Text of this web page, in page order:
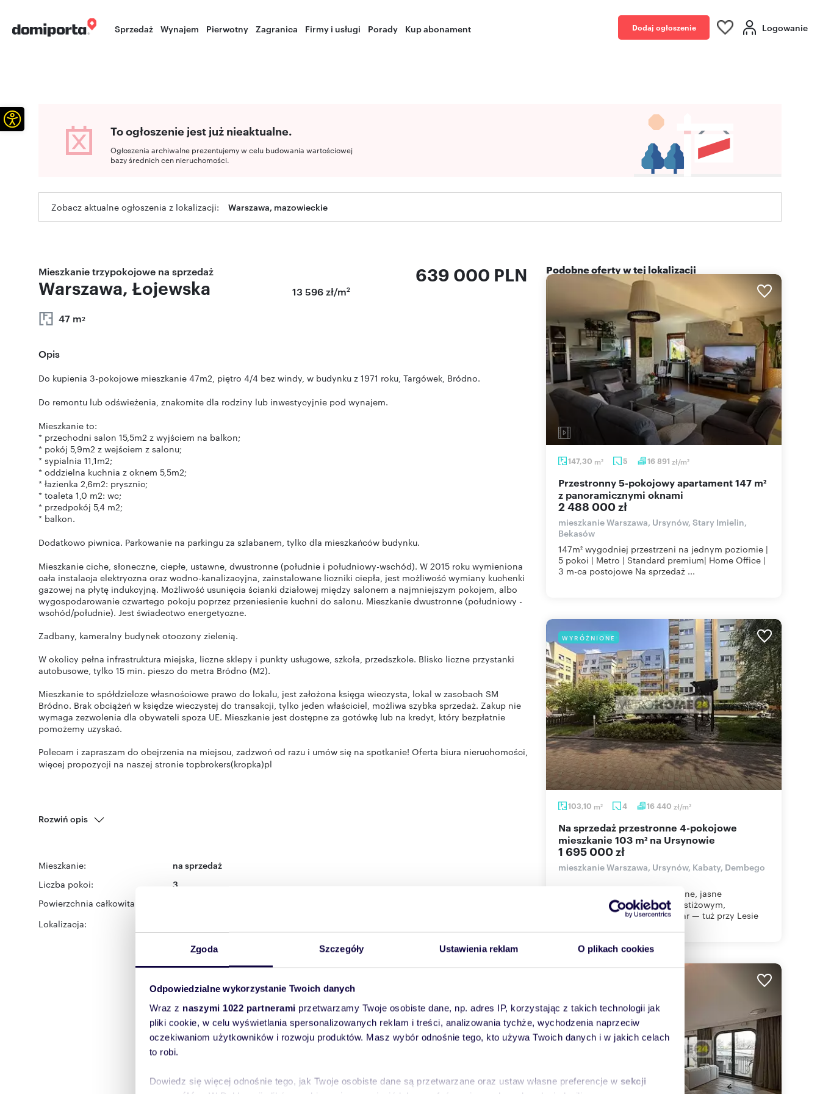
Zgoda Szczegóły Ustawienia reklam O plikach cookies
Odpowiedzialne wykorzystanie Twoich danych
Wraz z naszymi 1022 partnerami przetwarzamy Twoje osobiste dane, np. adres IP, korzystając z takich technologii jak
pliki cookie, w celu wyświetlania spersonalizowanych reklam i treści, analizowania tychże, wychodzenia naprzeciw
oczekiwaniom użytkowników i rozwoju produktów. Masz wybór odnośnie tego, kto używa Twoich danych i w jakich celach
to robi.
Dowiedz się więcej odnośnie tego, jak Twoje osobiste dane są przetwarzane oraz ustaw własne preferencje w sekcji
Sprzedaż Wynajem Pierwotny Zagranica Firmy i usługi Porady Kup abonament Dodaj ogłoszenie Logowanie
To ogłoszenie jest już nieaktualne.
Ogłoszenia archiwalne prezentujemy w celu budowania wartościowej
bazy średnich cen nieruchomości.
Zobacz aktualne ogłoszenia z lokalizacji: Warszawa, mazowieckie
Mieszkanie trzypokojowe na sprzedaż
Warszawa, Łojewska
47 m2
639 000 PLN
13 596 zł/m2
Opis
Do kupienia 3-pokojowe mieszkanie 47m2, piętro 4/4 bez windy, w budynku z 1971 roku, Targówek, Bródno.
Do remontu lub odświeżenia, znakomite dla rodziny lub inwestycyjnie pod wynajem.
Mieszkanie to:
* przechodni salon 15,5m2 z wyjściem na balkon;
* pokój 5,9m2 z wejściem z salonu;
* sypialnia 11,1m2;
* oddzielna kuchnia z oknem 5,5m2;
* łazienka 2,6m2: prysznic;
* toaleta 1,0 m2: wc;
* przedpokój 5,4 m2;
* balkon.
Dodatkowo piwnica. Parkowanie na parkingu za szlabanem, tylko dla mieszkańców budynku.
Mieszkanie ciche, słoneczne, ciepłe, ustawne, dwustronne (południe i południowy-wschód). W 2015 roku wymieniona
cała instalacja elektryczna oraz wodno-kanalizacyjna, zainstalowane liczniki ciepła, jest możliwość wymiany kuchenki
gazowej na płytę indukcyjną. Możliwość usunięcia ścianki działowej między salonem a najmniejszym pokojem, albo
wygospodarowanie czwartego pokoju poprzez przeniesienie kuchni do salonu. Mieszkanie dwustronne (południowy -
wschód/południe). Jest świadectwo energetyczne.
Zadbany, kameralny budynek otoczony zielenią.
W okolicy pełna infrastruktura miejska, liczne sklepy i punkty usługowe, szkoła, przedszkole. Blisko liczne przystanki
autobusowe, tylko 15 min. pieszo do metra Bródno (M2).
Mieszkanie to spółdzielcze własnościowe prawo do lokalu, jest założona księga wieczysta, lokal w zasobach SM
Bródno. Brak obciążeń w księdze wieczystej do transakcji, tylko jeden właściciel, możliwa szybka sprzedaż. Zakup nie
wymaga zezwolenia dla obywateli spoza UE. Mieszkanie jest dostępne za gotówkę lub na kredyt, który bezpłatnie
pomożemy uzyskać.
Polecam i zapraszam do obejrzenia na miejscu, zadzwoń od razu i umów się na spotkanie! Oferta biura nieruchomości,
więcej propozycji na naszej stronie topbrokers(kropka)pl
Rozwiń opis
Mieszkanie: na sprzedaż
Liczba pokoi: 3
Powierzchnia całkowita:
Lokalizacja:
Warszawaulica:
Podobne oferty w tej lokalizacji
147,30 m2 5 16 891 zł/m2
Przestronny 5-pokojowy apartament 147 m²
z panoramicznymi oknami
2 488 000 zł
mieszkanie Warszawa, Ursynów, Stary Imielin,
Bekasów
147m² wygodniej przestrzeni na jednym poziomie |
5 pokoi | Metro | Standard premium| Home Office |
3 m-ca postojowe Na sprzedaż ...
WYRÓŻNIONE
103,10 m2 4 16 440 zł/m2
Na sprzedaż przestronne 4-pokojowe
mieszkanie 103 m² na Ursynowie
1 695 000 zł
mieszkanie Warszawa, Ursynów, Kabaty, Dembego
Oferta na wyłączność ! Wygodne, jasne
4‑pokojowe mieszkanie na prestiżowym,
zamkniętym osiedlu Nordic Star — tuż przy Lesie
Otwórz pasek narzędzi